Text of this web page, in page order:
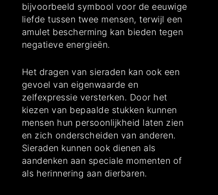
bijvoorbeeld symbool voor de eeuwige
liefde tussen twee mensen, terwijl een
amulet bescherming kan bieden tegen
negatieve energieën.
Het dragen van sieraden kan ook een
gevoel van eigenwaarde en
zelfexpressie versterken. Door het
kiezen van bepaalde stukken kunnen
mensen hun persoonlijkheid laten zien
en zich onderscheiden van anderen.
Sieraden kunnen ook dienen als
aandenken aan speciale momenten of
als herinnering aan dierbaren.